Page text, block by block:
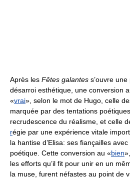
Après les Fêtes galantes s’ouvre
désarroi esthétique, une conversion
«vrai», selon le mot de Hugo, celle
marquée par des tentations
recrudescence du réalisme, et celle
régie par une expérience vitale
la hantise d’Elisa: ses fiançailles
poétique. Cette conversion au «bien
les efforts qu’il fit pour unir en un
la muse, furent néfastes au point de